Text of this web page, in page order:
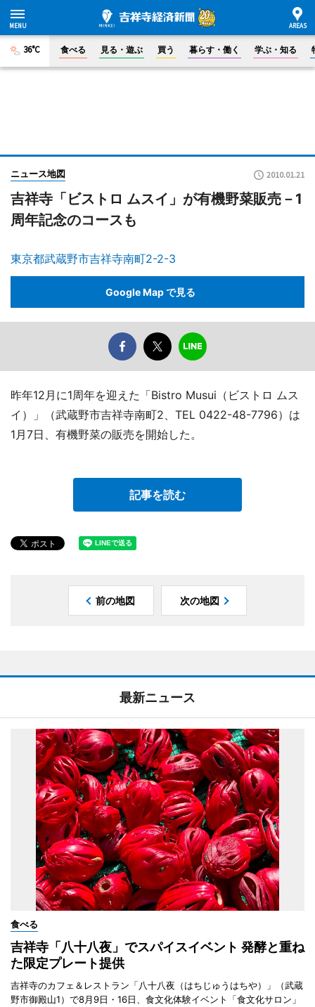
36°C 食べる 見る・遊ぶ 買う 暮らす・働く 学ぶ・知る
ニュース地図 2010.01.21
吉祥寺「ビストロ ムスイ」が有機野菜販売－1
周年記念のコースも
東京都武蔵野市吉祥寺南町2-2-3
Google Map で見る
昨年12月に1周年を迎えた「Bistro Musui（ビストロ ムス
イ）」（武蔵野市吉祥寺南町2、TEL 0422-48-7796）は
1月7日、有機野菜の販売を開始した。
記事を読む
前の地図 次の地図
最新ニュース
食べる
吉祥寺「八十八夜」でスパイスイベント 発酵と重ね
た限定プレート提供
吉祥寺のカフェ＆レストラン「八十八夜（はちじゅうはちや）」（武蔵
野市御殿山1）で8月9日・16日、食文化体験イベント「食文化サロン」